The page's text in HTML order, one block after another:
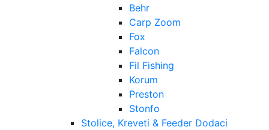
Behr
Carp Zoom
Fox
Falcon
Fil Fishing
Korum
Preston
Stonfo
Stolice, Kreveti & Feeder Dodaci